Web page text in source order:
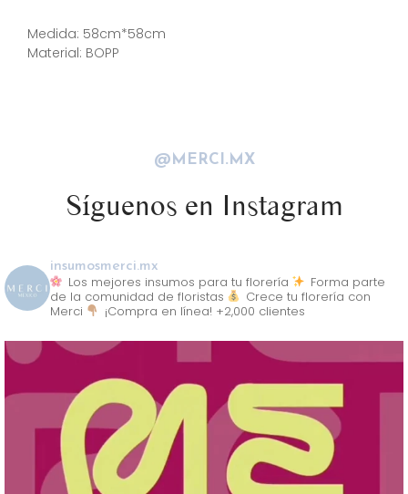
Medida: 58cm*58cm
Material: BOPP
@MERCI.MX
Síguenos en Instagram
insumosmerci.mx
Los mejores insumos para tu florería
Forma parte
de la comunidad de floristas
Crece tu florería con
Merci
¡Compra en línea! +2,000 clientes